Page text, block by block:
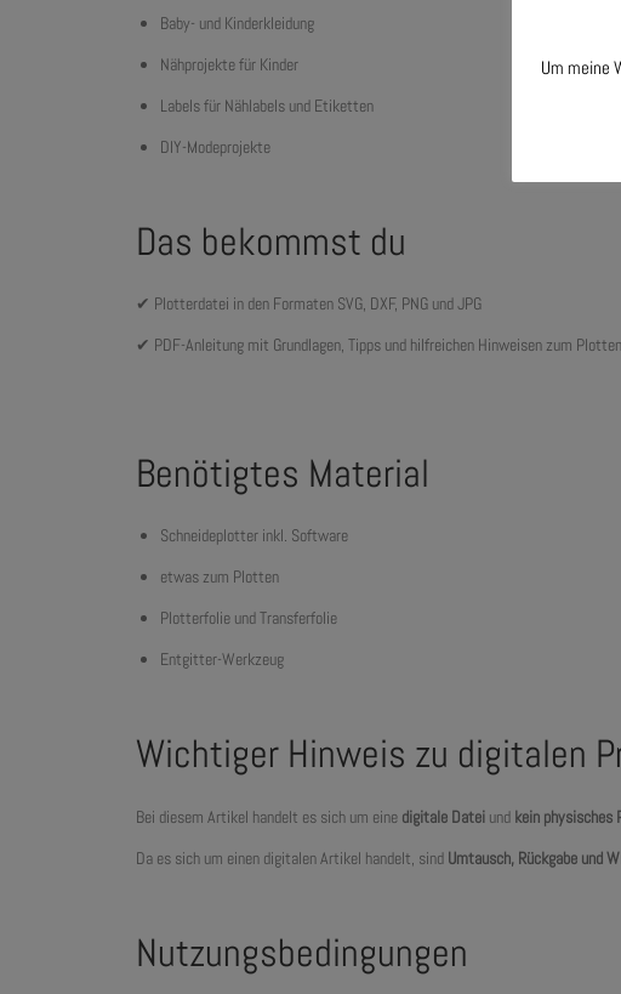
Baby- und Kinderkleidung
Nähprojekte für Kinder
Labels für Nählabels und Etiketten
DIY-Modeprojekte
Das bekommst du
✔ Plotterdatei in den Formaten SVG, DXF, PNG und JPG
✔ PDF-Anleitung mit Grundlagen, Tipps und hilfreichen Hinweisen zum Plotten
Benötigtes Material
Schneideplotter inkl. Software
etwas zum Plotten
Plotterfolie und Transferfolie
Entgitter-Werkzeug
Wichtiger Hinweis zu digitalen
Bei diesem Artikel handelt es sich um eine digitale Datei und kein physisches
Da es sich um einen digitalen Artikel handelt, sind Umtausch, Rückgabe und
Nutzungsbedingungen
Um meine